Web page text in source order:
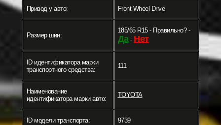
Привод у авто: Front Wheel Drive
Размер шин:
185/65 R15 - Правильно? -
Да- Нет
ID идентификатора марки
транспортного средства:
111
Наименование
идентификатора марки авто:
TOYOTA
ID модели транспорта: 9739